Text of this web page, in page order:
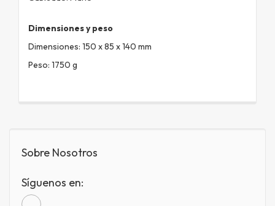
Dimensiones y peso
Dimensiones: 150 x 85 x 140 mm
Peso: 1750 g
Sobre Nosotros
Síguenos en: